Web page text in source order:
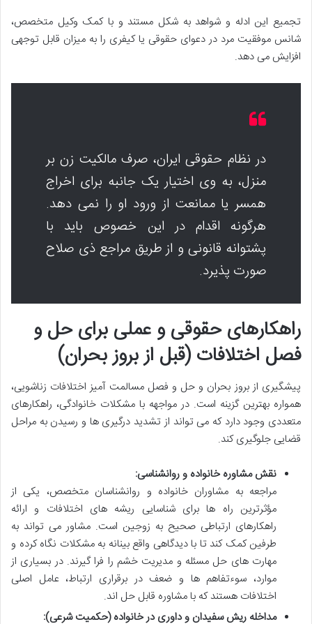
تجمیع این ادله و شواهد به شکل مستند و با کمک وکیل متخصص،
شانس موفقیت مرد در دعوای حقوقی یا کیفری را به میزان قابل توجهی
افزایش می دهد.
در نظام حقوقی ایران، صرف مالکیت زن بر
منزل، به وی اختیار یک جانبه برای اخراج
همسر یا ممانعت از ورود او را نمی دهد.
هرگونه اقدام در این خصوص باید با
پشتوانه قانونی و از طریق مراجع ذی صلاح
صورت پذیرد.
راهکارهای حقوقی و عملی برای حل و
فصل اختلافات (قبل از بروز بحران)
پیشگیری از بروز بحران و حل و فصل مسالمت آمیز اختلافات زناشویی،
همواره بهترین گزینه است. در مواجهه با مشکلات خانوادگی، راهکارهای
متعددی وجود دارد که می تواند از تشدید درگیری ها و رسیدن به مراحل
قضایی جلوگیری کند.
نقش مشاوره خانواده و روانشناسی:
مراجعه به مشاوران خانواده و روانشناسان متخصص، یکی از
مؤثرترین راه ها برای شناسایی ریشه های اختلافات و ارائه
راهکارهای ارتباطی صحیح به زوجین است. مشاور می تواند به
طرفین کمک کند تا با دیدگاهی واقع بینانه به مشکلات نگاه کرده و
مهارت های حل مسئله و مدیریت خشم را فرا گیرند. در بسیاری از
موارد، سوءتفاهم ها و ضعف در برقراری ارتباط، عامل اصلی
اختلافات هستند که با مشاوره قابل حل اند.
مداخله ریش سفیدان و داوری در خانواده (حکمیت شرعی):